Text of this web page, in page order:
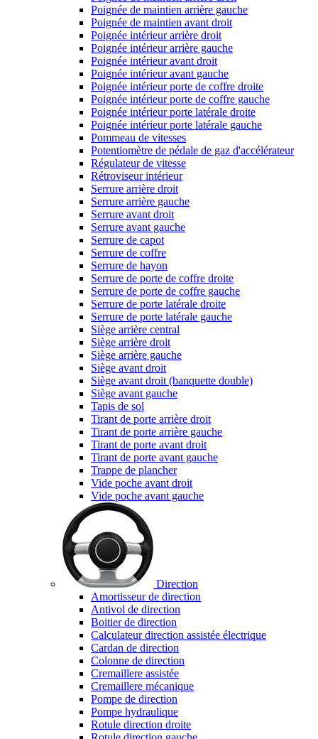
Poignée de maintien arrière gauche
Poignée de maintien avant droit
Poignée intérieur arrière droit
Poignée intérieur arrière gauche
Poignée intérieur avant droit
Poignée intérieur avant gauche
Poignée intérieur porte de coffre droite
Poignée intérieur porte de coffre gauche
Poignée intérieur porte latérale droite
Poignée intérieur porte latérale gauche
Pommeau de vitesses
Potentiomètre de pédale de gaz d'accélérateur
Régulateur de vitesse
Rétroviseur intérieur
Serrure arrière droit
Serrure arrière gauche
Serrure avant droit
Serrure avant gauche
Serrure de capot
Serrure de coffre
Serrure de hayon
Serrure de porte de coffre droite
Serrure de porte de coffre gauche
Serrure de porte latérale droite
Serrure de porte latérale gauche
Siège arrière central
Siège arrière droit
Siège arrière gauche
Siège avant droit
Siège avant droit (banquette double)
Siège avant gauche
Tapis de sol
Tirant de porte arrière droit
Tirant de porte arrière gauche
Tirant de porte avant droit
Tirant de porte avant gauche
Trappe de plancher
Vide poche avant droit
Vide poche avant gauche
Direction
Amortisseur de direction
Antivol de direction
Boitier de direction
Calculateur direction assistée électrique
Cardan de direction
Colonne de direction
Cremaillere assistée
Cremaillere mécanique
Pompe de direction
Pompe hydraulique
Rotule direction droite